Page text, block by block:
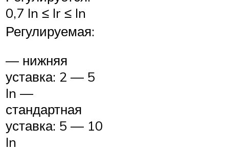
0,7 In ≤ Ir ≤ In
Регулируемая:
— нижняя
уставка: 2 — 5
In —
стандартная
уставка: 5 — 10
In